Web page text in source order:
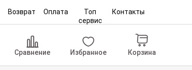
Возврат Оплата
Топ
сервис
Контакты
Сравнение Избранное Корзина